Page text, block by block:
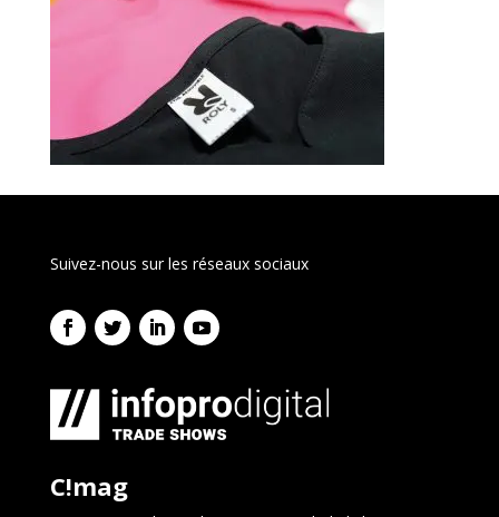
Suivez-nous sur les réseaux sociaux
C!mag